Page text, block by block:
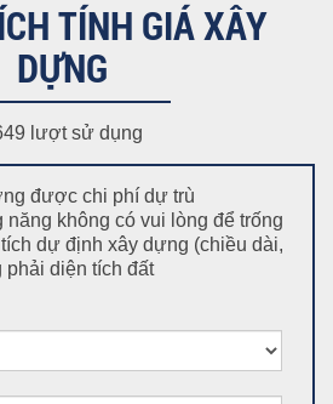
TÍNH GIÁ XÂY
DỰNG
lượt sử dụng
được chi phí dự trù
năng không có vui lòng để trống
dự định xây dựng (chiều dài,
phải diện tích đất